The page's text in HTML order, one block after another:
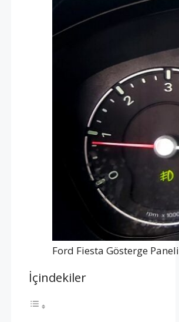
Ford Fiesta Gösterge Paneli
İçindekiler